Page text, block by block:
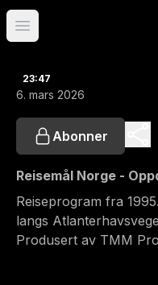
Åpne hovedmeny
23:47
6. mars 2026
Abonner
Reisemål Norge -
Reiseprogram fra
langs
Produsert av TMM